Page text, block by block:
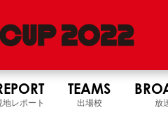
地レポート
TEAMS
出場校 放